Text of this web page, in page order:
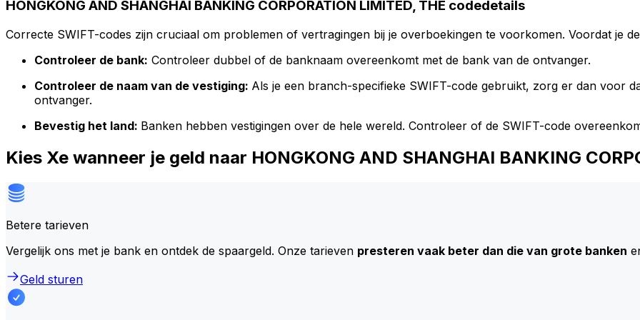
HONGKONG AND SHANGHAI BANKING CORPORATION LIMITED, THE codedetails
Correcte SWIFT-codes zijn cruciaal om problemen of vertragingen bij je overboekingen te voorkomen. Voordat je
Controleer de bank: Controleer dubbel of de banknaam overeenkomt met de bank van de ontvanger.
Controleer de naam van de vestiging: Als je een branch-specifieke SWIFT-code gebruikt, zorg er dan voor
ontvanger.
Bevestig het land: Banken hebben vestigingen over de hele wereld. Controleer of de SWIFT-code
Kies Xe wanneer je geld naar HONGKONG AND SHANGHAI BANKING
Betere tarieven
Vergelijk ons met je bank en ontdek de spaargeld. Onze tarieven presteren vaak beter dan die van grote banken
Geld sturen